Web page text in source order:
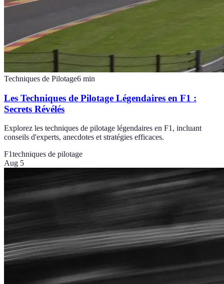
Techniques de Pilotage6 min
Les Techniques de Pilotage Légendaires en F1 :
Secrets Révélés
Explorez les techniques de pilotage légendaires en F1, incluant
conseils d'experts, anecdotes et stratégies efficaces.
F1techniques de pilotage
Aug 5